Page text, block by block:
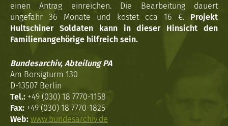
einen Antrag einreichen. Die Bearbeitung dauert
ungefähr 36 Monate und kostet cca 16 €. Projekt
Hultschiner Soldaten kann in dieser Hinsicht den
Familienangehörige hilfreich sein.
Bundesarchiv, Abteilung PA
Am Borsigturm 130
D-13507 Berlin
Tel.: +49 (030) 18 7770-1158
Fax: +49 (030) 18 7770-1825
Web: www.bundesarchiv.de